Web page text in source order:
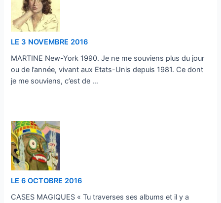
LE 3 NOVEMBRE 2016
MARTINE New-York 1990. Je ne me souviens plus du jour
ou de l’année, vivant aux Etats-Unis depuis 1981. Ce dont
je me souviens, c’est de …
LE 6 OCTOBRE 2016
CASES MAGIQUES « Tu traverses ses albums et il y a